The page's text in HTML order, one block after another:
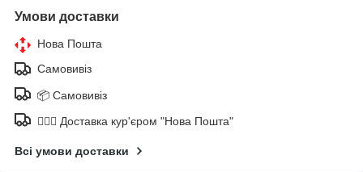
Умови доставки
Нова Пошта
Самовивіз
📦 Самовивіз
🚶🏼‍♂️ Доставка кур'єром "Нова Пошта"
Всі умови доставки